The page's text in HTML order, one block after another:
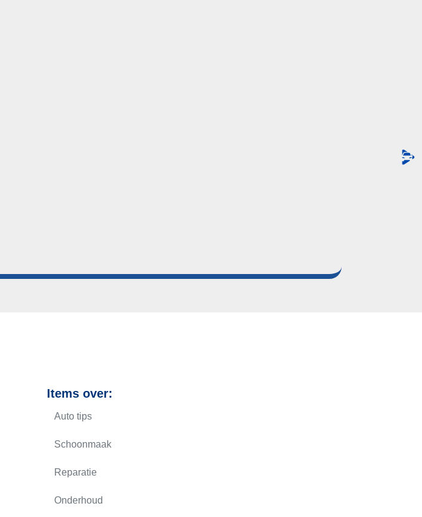
Items over:
Auto tips
Schoonmaak
Reparatie
Onderhoud